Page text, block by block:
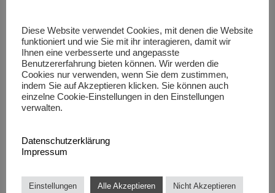
Diese Website verwendet Cookies, mit denen die Website
funktioniert und wie Sie mit ihr interagieren, damit wir
Ihnen eine verbesserte und angepasste
Benutzererfahrung bieten können. Wir werden die
Cookies nur verwenden, wenn Sie dem zustimmen,
indem Sie auf Akzeptieren klicken. Sie können auch
einzelne Cookie-Einstellungen in den Einstellungen
verwalten.
Datenschutzerklärung
Impressum
Einstellungen Alle Akzeptieren Nicht Akzeptieren